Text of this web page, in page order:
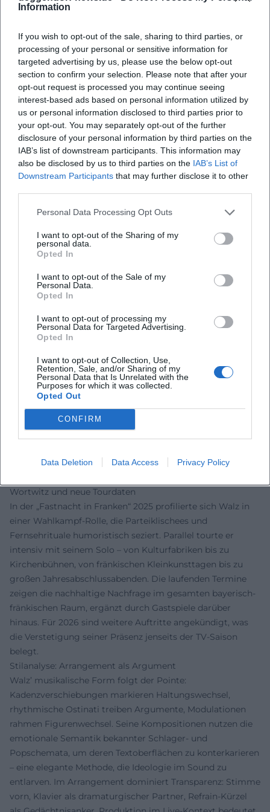
Information
If you wish to opt-out of the sale, sharing to third parties, or
processing of your personal or sensitive information for
targeted advertising by us, please use the below opt-out
section to confirm your selection. Please note that after your
opt-out request is processed you may continue seeing
interest-based ads based on personal information utilized by
us or personal information disclosed to third parties prior to
your opt-out. You may separately opt-out of the further
disclosure of your personal information by third parties on the
IAB’s list of downstream participants. This information may
also be disclosed by us to third parties on the IAB’s List of
Downstream Participants that may further disclose it to other
Personal Data Processing Opt Outs
I want to opt-out of the Sharing of my
personal data.
Opted In
I want to opt-out of the Sale of my
Personal Data.
Opted In
I want to opt-out of processing my
Personal Data for Targeted Advertising.
Opted In
I want to opt-out of Collection, Use,
Retention, Sale, and/or Sharing of my
Personal Data that Is Unrelated with the
Purposes for which it was collected.
Opted Out
CONFIRM
Data Deletion Data Access Privacy Policy
„Katalogeinträge“ in Programmtiteln, Tourneen,
Kultureller Einfluss: Fastnacht als Labor politischer Satire
Walz steht in der deutschsprachigen Tradition, die
Fastnacht nicht als Flucht, sondern als Spiegel nutzt: eine
Bühne, auf der Autorität getestet, Sprache zurechtgerückt
und Opportunismus entlarvt wird. Er aktualisiert die Bütt
mit Popreferenzen, harmonischer Ironie und einem
Sensorium für Schlagwörter, Memes und Medienlogiken.
So verschiebt er die Genregrenzen: Fastnacht wird zur
„Pop-Bühne des Kabaretts“, Musikkabarett zur „akustischen
Kolumne“. Dass er dafür mit einem fastnachtlich
Scharfrichterbeil-Finale), unterstreicht seine
Brückenfunktion zwischen Brauchtum, Kleinkunst und
Massenpublikum.
Karriere-Stationen und Meilensteine: Daten, die zählen
– 2011: Bewerbung bei „Franken sucht den Supernarr“,
Umweg zur „Närrischen Weinprobe“ und Startschuss der
TV-Präsenz.
– Seit 2013: Einzeldarsteller bei „Fastnacht in Franken“ –
kontinuierliche Sichtbarkeit, regelmäßige mediale
– 2022: Narrenbrunnenpreis (Ettlingen) – Würdigung durch
Narrengilde und Stadt Ettlingen.
– 2024: Goldener Trichter – beachtete Auszeichnung in der
Scharfrichterbeil.
– 2025/2026: Dichte Tourjahre mit „Der böse Mann am
Berichterstattung regionaler Kulturredaktionen.
Wortwitz und neue Tourdaten
In der „Fastnacht in Franken“ 2025 profilierte sich Walz in
einer Wahlkampf-Rolle, die Parteiklischees und
Fernsehrituale humoristisch seziert. Parallel tourte er
intensiv mit seinem Solo – von Kulturfabriken bis zu
Kirchenbühnen, von fränkischen Kleinkunsttagen bis zu
großen Jahresabschlussabenden. Die laufenden Termine
zeigen die nachhaltige Nachfrage im gesamten bayerisch-
fränkischen Raum, ergänzt durch Gastspiele darüber
hinaus. Für 2026 sind weitere Auftritte angekündigt, was
die Verstetigung seiner Präsenz jenseits der TV-Saison
belegt.
Stilanalyse: Arrangement als Argument
Walz’ musikalische Form folgt der Pointe:
Kadenzverschiebungen markieren Haltungswechsel,
rhythmische Ostinati treiben Argumente, Modulationen
rahmen Figurenwechsel. Seine Kompositionen nutzen die
emotionale Semantik bekannter Schlager- und
Popschemata, um deren Textoberflächen zu konterkarieren
– eine elegante Methode, die Ideologie im Sound zu
entlarven. Im Arrangement dominiert Transparenz: Stimme
vorn, Klavier als dramaturgischer Partner, Refrain-Kürzel